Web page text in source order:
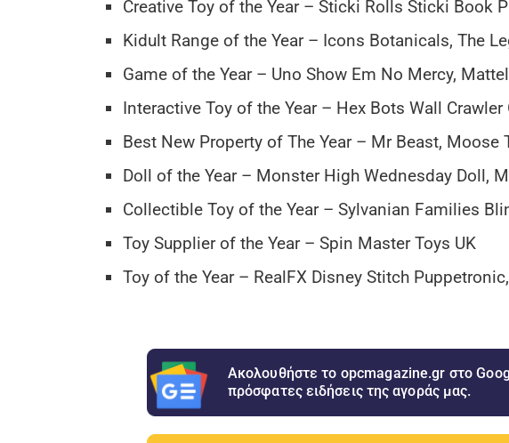
Creative Toy of the Year – Sticki Rolls Sticki Book
Kidult Range of the Year – Icons Botanicals, The
Game of the Year – Uno Show Em No Mercy,
Interactive Toy of the Year – Hex Bots Wall
Best New Property of The Year – Mr Beast, Moose
Doll of the Year – Monster High Wednesday Doll,
Collectible Toy of the Year – Sylvanian Families
Toy Supplier of the Year – Spin Master Toys UK
Toy of the Year – RealFX Disney Stitch
Ακολουθήστε το opcmagazine.gr στο
πρόσφατες ειδήσεις της αγοράς μας.